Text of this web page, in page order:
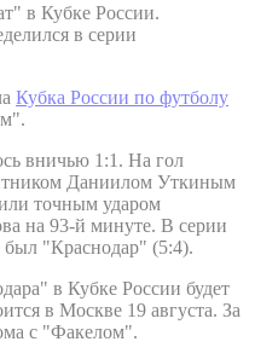
в Кубке России.
в серии
Кубка России по футболу
вничью 1:1. На гол
Даниилом Уткиным
точным ударом
на 93-й минуте. В серии
был "Краснодар" (5:4).
в Кубке России будет
в Москве 19 августа. За
с "Факелом".